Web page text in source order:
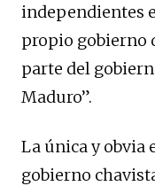
independientes
propio gobierno
parte del
Maduro”.
La única y obvia
gobierno